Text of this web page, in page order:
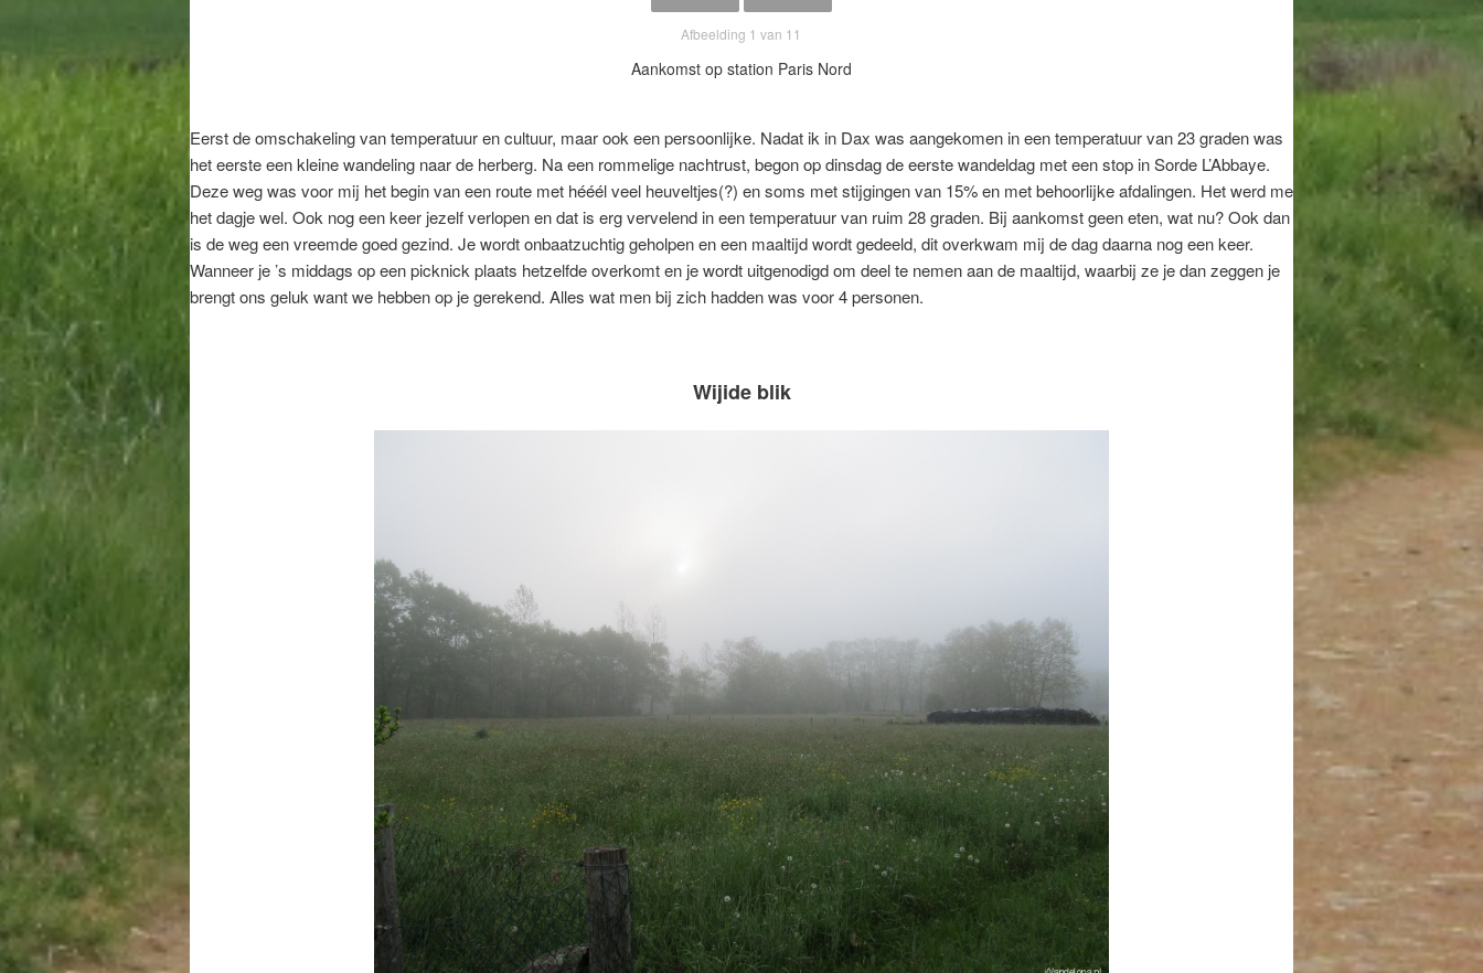
Afbeelding 1 van 11
Aankomst op station Paris Nord
Eerst de omschakeling van temperatuur en cultuur, maar ook een persoonlijke. Nadat ik in Dax was aangekomen in een temperatuur van 23 graden was
het eerste een kleine wandeling naar de herberg. Na een rommelige nachtrust, begon op dinsdag de eerste wandeldag met een stop in Sorde L’Abbaye.
Deze weg was voor mij het begin van een route met hééél veel heuveltjes(?) en soms met stijgingen van 15% en met behoorlijke afdalingen. Het werd me
het dagje wel. Ook nog een keer jezelf verlopen en dat is erg vervelend in een temperatuur van ruim 28 graden. Bij aankomst geen eten, wat nu? Ook dan
is de weg een vreemde goed gezind. Je wordt onbaatzuchtig geholpen en een maaltijd wordt gedeeld, dit overkwam mij de dag daarna nog een keer.
Wanneer je ’s middags op een picknick plaats hetzelfde overkomt en je wordt uitgenodigd om deel te nemen aan de maaltijd, waarbij ze je dan zeggen je
brengt ons geluk want we hebben op je gerekend. Alles wat men bij zich hadden was voor 4 personen.
Wijide blik